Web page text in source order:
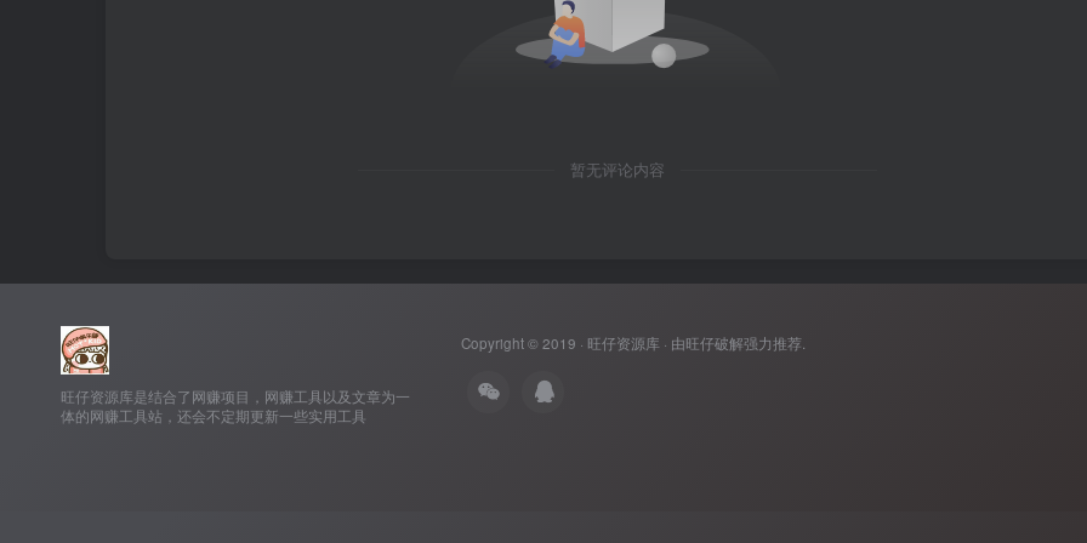
暂无评论内容
旺仔资源库是结合了网赚项目，网赚工具以及文章为一
体的网赚工具站，还会不定期更新一些实用工具
Copyright © 2019 · 旺仔资源库 · 由旺仔破解强力推荐.